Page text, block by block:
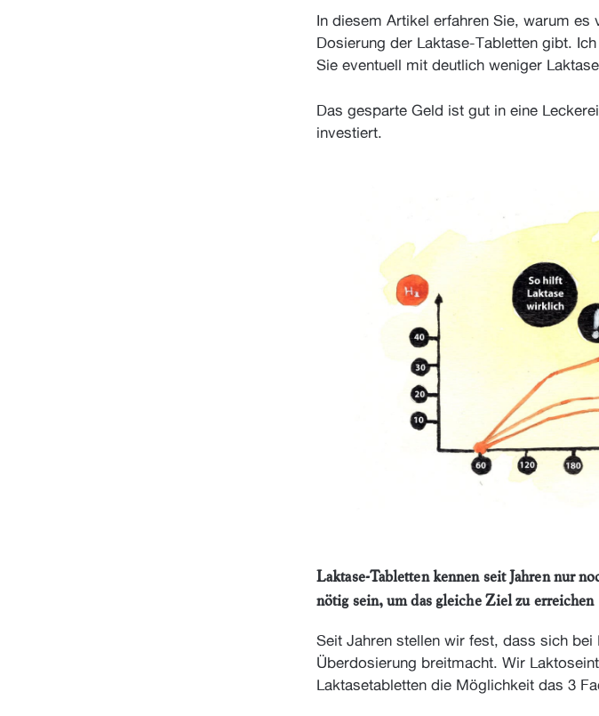
In diesem Artikel erfahren Sie, warum es
Dosierung der Laktase-Tabletten gibt.
Sie eventuell mit deutlich weniger
Das gesparte Geld ist gut in eine
investiert.
Laktase-Tabletten kennen seit Jahren nur
nötig sein, um das gleiche Ziel zu erreichen
Seit Jahren stellen wir fest, dass sich bei
Überdosierung breitmacht. Wir
Laktasetabletten die Möglichkeit das 3